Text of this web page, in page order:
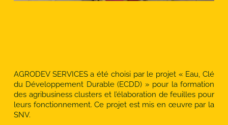
AGRODEV SERVICES a été choisi par le projet « Eau, Clé
du Développement Durable (ECDD) » pour la formation
des agribusiness clusters et l’élaboration de feuilles pour
leurs fonctionnement. Ce projet est mis en œuvre par la
SNV.